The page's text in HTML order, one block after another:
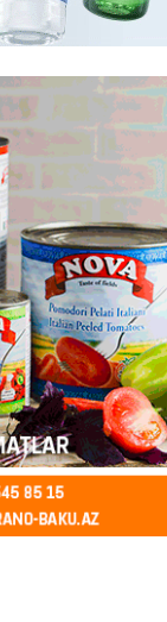
bu agentliyin
FOTO
101
Asif Əsgərov
biri olan
sakinlərlə görüşdü
104